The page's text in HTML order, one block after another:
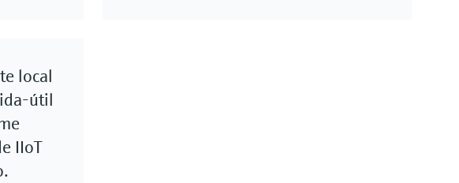
local
útil
IIoT